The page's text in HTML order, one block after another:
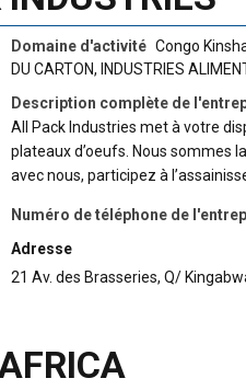
Domaine d'activité Congo
DU CARTON, INDUSTRIES
Description complète de
All Pack Industries met à votre
plateaux d’oeufs. Nous sommes
avec nous, participez à
Numéro de téléphone de
Adresse
21 Av. des Brasseries, Q/